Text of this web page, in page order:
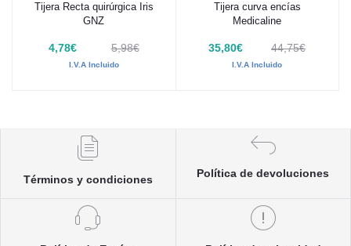
Añadir al carrito
Tijera Recta quirúrgica Iris
GNZ
4,78€ 5,98€
I.V.A Incluido
Añadir al carrito
Tijera curva encías
Medicaline
35,80€ 44,75€
I.V.A Incluido
Términos y condiciones
Política de devoluciones